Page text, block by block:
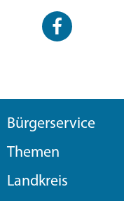
Facebook-
Seite
Bürgerservice
Themen
Landkreis